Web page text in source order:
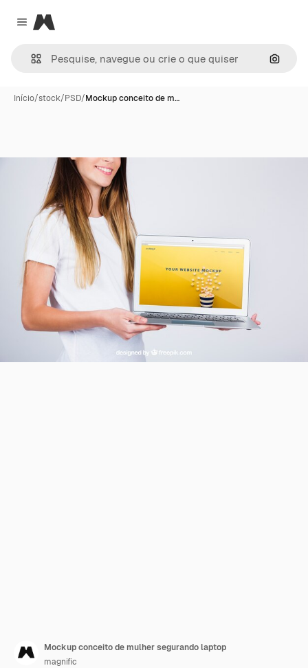
Close menu
Magnific
Início/stock/PSD/Mockup conceito de m…
Mockup conceito de mulher segurando laptop
magnific